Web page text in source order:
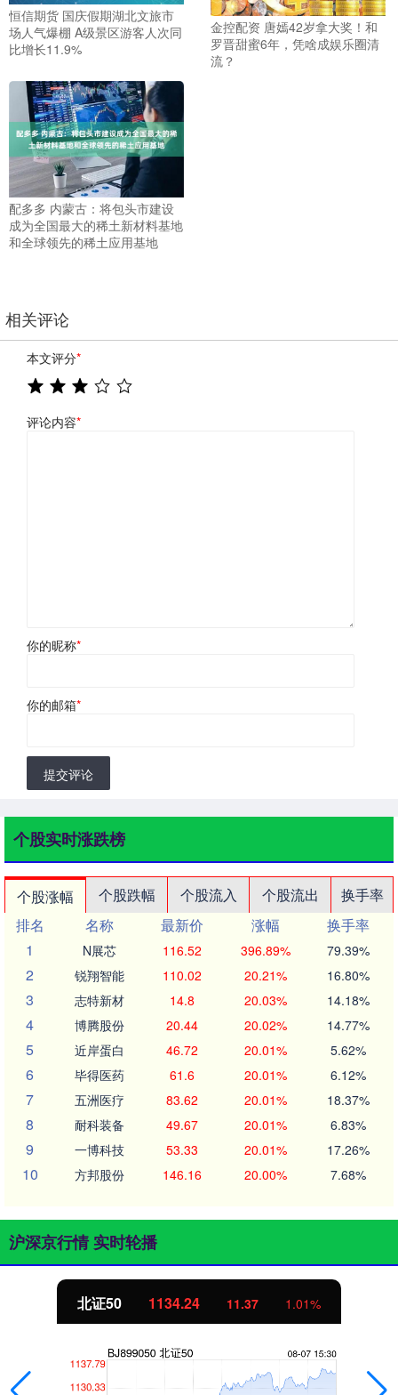
恒信期货 国庆假期湖北文旅市
场人气爆棚 A级景区游客人次同
比增长11.9%
金控配资 唐嫣42岁拿大奖！和
罗晋甜蜜6年，凭啥成娱乐圈清
流？
配多多 内蒙古：将包头市建设
成为全国最大的稀土新材料基地
和全球领先的稀土应用基地
相关评论
本文评分*
评论内容*
你的昵称*
你的邮箱*
提交评论
个股实时涨跌榜
个股涨幅 个股跌幅 个股流入 个股流出
换手率
排名
名称 最新价 涨幅
换手率
1
N展芯 116.52 396.89% 79.39%
2 锐翔智能 110.02 20.21% 16.80%
3 志特新材 14.8 20.03% 14.18%
4 博腾股份 20.44 20.02% 14.77%
5 近岸蛋白 46.72 20.01% 5.62%
6 毕得医药 61.6 20.01% 6.12%
7 五洲医疗 83.62 20.01% 18.37%
8 耐科装备 49.67 20.01% 6.83%
9 一博科技 53.33 20.01% 17.26%
10 方邦股份 146.16 20.00% 7.68%
沪深京行情 实时轮播
北证50 1134.24 11.37 1.01%